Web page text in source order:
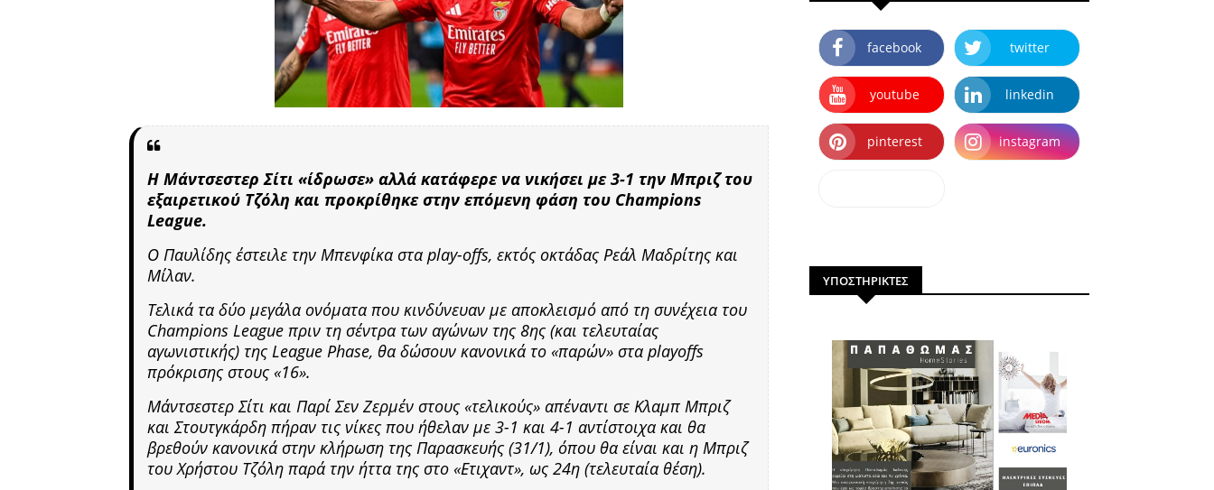
Η Μάντσεστερ Σίτι «ίδρωσε» αλλά κατάφερε να νικήσει με 3-1 την Μπριζ του
εξαιρετικού Τζόλη και προκρίθηκε στην επόμενη φάση του Champions
League.
Ο Παυλίδης έστειλε την Μπενφίκα στα play-offs, εκτός οκτάδας Ρεάλ Μαδρίτης και
Μίλαν.
Τελικά τα δύο μεγάλα ονόματα που κινδύνευαν με αποκλεισμό από τη συνέχεια του
Champions League πριν τη σέντρα των αγώνων της 8ης (και τελευταίας
αγωνιστικής) της League Phase, θα δώσουν κανονικά το «παρών» στα playoffs
πρόκρισης στους «16».
Μάντσεστερ Σίτι και Παρί Σεν Ζερμέν στους «τελικούς» απέναντι σε Κλαμπ Μπριζ
και Στουτγκάρδη πήραν τις νίκες που ήθελαν με 3-1 και 4-1 αντίστοιχα και θα
βρεθούν κανονικά στην κλήρωση της Παρασκευής (31/1), όπου θα είναι και η Μπριζ
του Χρήστου Τζόλη παρά την ήττα της στο «Ετιχαντ», ως 24η (τελευταία θέση).
facebook twitter
youtube linkedin
pinterest instagram
ΥΠΟΣΤΗΡΙΚΤΕΣ